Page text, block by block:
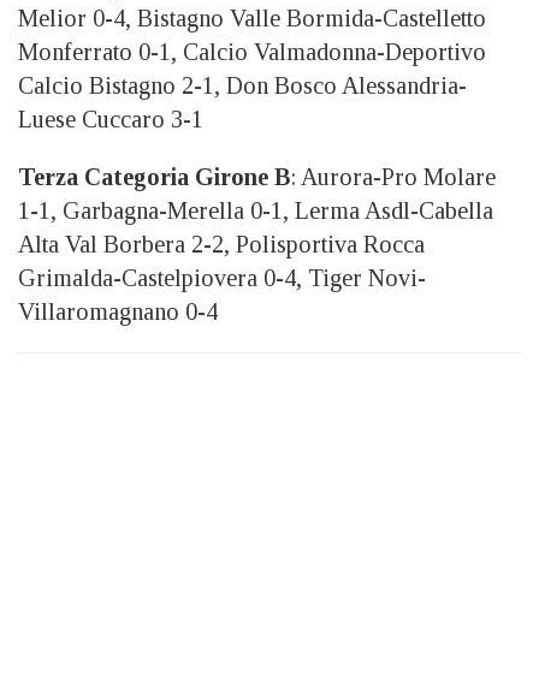
Melior 0-4, Bistagno Valle Bormida-Castelletto
Monferrato 0-1, Calcio Valmadonna-Deportivo
Calcio Bistagno 2-1, Don Bosco Alessandria-
Luese Cuccaro 3-1
Terza Categoria Girone B: Aurora-Pro Molare
1-1, Garbagna-Merella 0-1, Lerma Asdl-Cabella
Alta Val Borbera 2-2, Polisportiva Rocca
Grimalda-Castelpiovera 0-4, Tiger Novi-
Villaromagnano 0-4